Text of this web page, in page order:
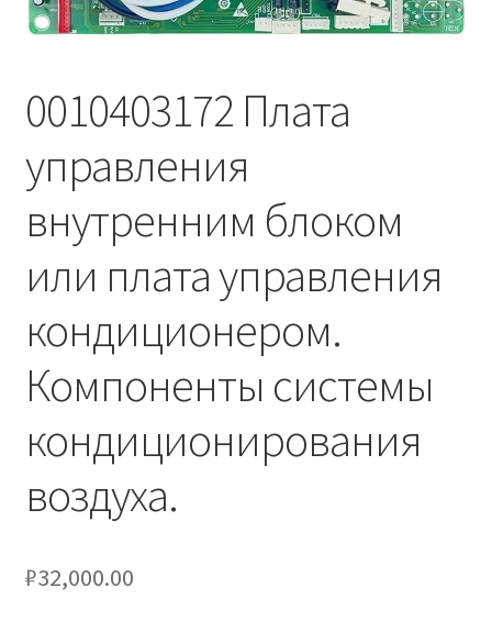
Оформление заказа
Монтаж промышленных и полупромышленных
кондиционеров
Монтаж систем ВРВ
Мульти-сплит-системы и другие сложные решения
Поставка вентиляционного оборудования,
0010403172 Плата
управления
внутренним блоком
или плата управления
кондиционером.
Компоненты системы
кондиционирования
воздуха.
₽32,000.00